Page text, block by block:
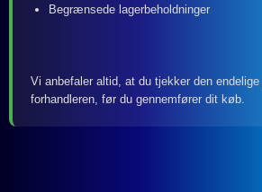
Begrænsede lagerbeholdninger
Vi anbefaler altid, at du tjekker den
forhandleren, før du gennemfører dit køb.